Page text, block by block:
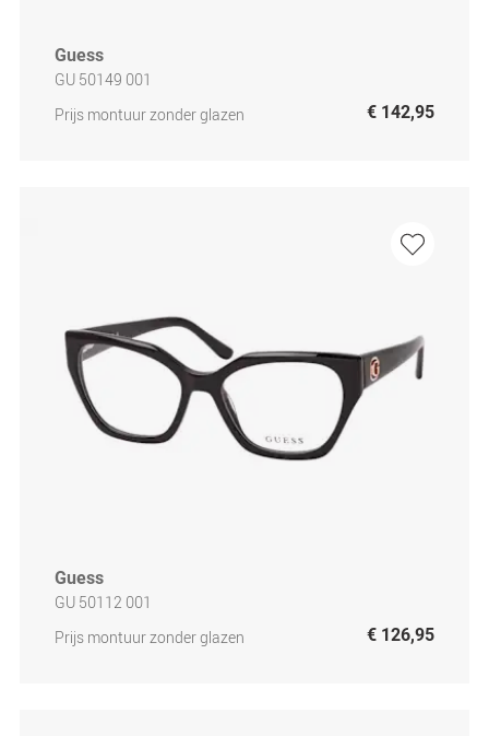
Guess
GU 50149 001
Prijs montuur zonder glazen
€ 142,95
Guess
GU 50112 001
Prijs montuur zonder glazen
€ 126,95